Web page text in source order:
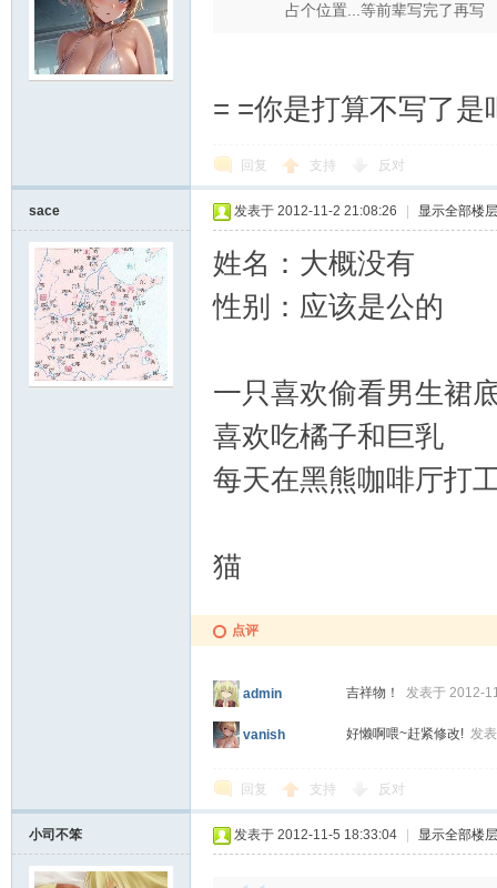
占个位置...等前辈写完了再写
= =你是打算不写了是
回复 支持 反对
sace 发表于 2012-11-2 21:08:26 显示全部楼层
姓名：大概没有
性别：应该是公的
一只喜欢偷看男生裙
喜欢吃橘子和巨乳
每天在黑熊咖啡厅打
猫
点评
admin 吉祥物！ 发表于 2012-
vanish 好懒啊喂~赶紧修改! 发
回复 支持 反对
小司不笨 发表于 2012-11-5 18:33:04 显示全部楼层